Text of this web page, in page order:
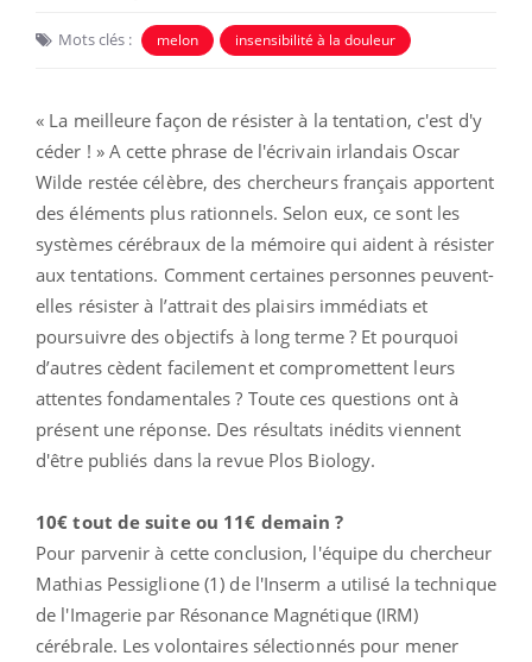
Mots clés : melon insensibilité à la douleur
« La meilleure façon de résister à la tentation, c'est d'y
céder ! » A cette phrase de l'écrivain irlandais Oscar
Wilde restée célèbre, des chercheurs français apportent
des éléments plus rationnels. Selon eux, ce sont les
systèmes cérébraux de la mémoire qui aident à résister
aux tentations. Comment certaines personnes peuvent-
elles résister à l’attrait des plaisirs immédiats et
poursuivre des objectifs à long terme ? Et pourquoi
d’autres cèdent facilement et compromettent leurs
attentes fondamentales ? Toute ces questions ont à
présent une réponse. Des résultats inédits viennent
d'être publiés dans la revue Plos Biology.
10€ tout de suite ou 11€ demain ?
Pour parvenir à cette conclusion, l'équipe du chercheur
Mathias Pessiglione (1) de l'Inserm a utilisé la technique
de l'Imagerie par Résonance Magnétique (IRM)
cérébrale. Les volontaires sélectionnés pour mener